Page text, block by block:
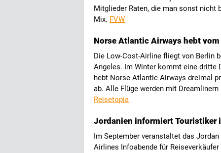
Mitglieder Raten, die man sonst nicht
Mix. FVW
Norse Atlantic Airways hebt vom
Die Low-Cost-Airline fliegt von Berlin
Angeles. Im Winter kommt eine dritte
hebt Norse Atlantic Airways dreimal
ab. Alle Flüge werden mit
Reisetopia
Jordanien informiert Touristiker
Im September veranstaltet das
Airlines Infoabende für